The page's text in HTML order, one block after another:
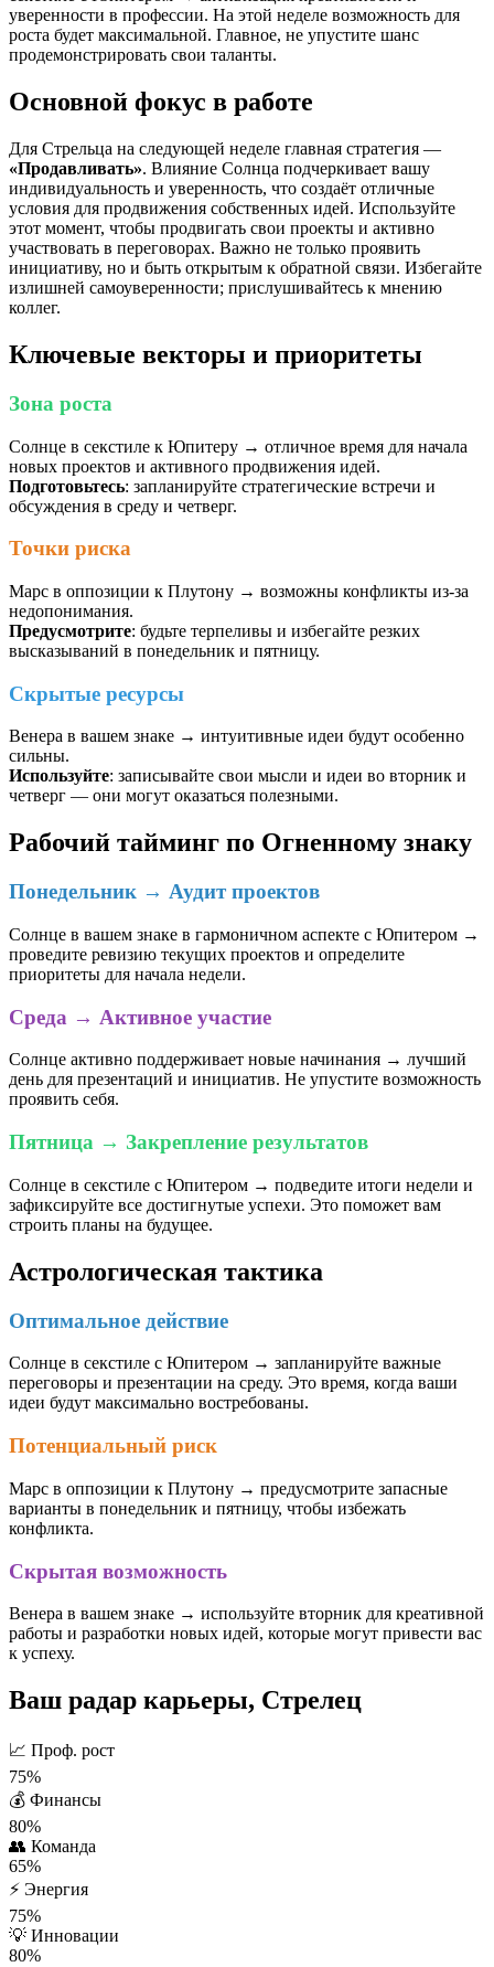
уверенности в профессии. На этой неделе возможность для
роста будет максимальной. Главное, не упустите шанс
продемонстрировать свои таланты.
Основной фокус в работе
Для Стрельца на следующей неделе главная стратегия —
«Продавливать». Влияние Солнца подчеркивает вашу
индивидуальность и уверенность, что создаёт отличные
условия для продвижения собственных идей. Используйте
этот момент, чтобы продвигать свои проекты и активно
участвовать в переговорах. Важно не только проявить
инициативу, но и быть открытым к обратной связи. Избегайте
излишней самоуверенности; прислушивайтесь к мнению
коллег.
Ключевые векторы и приоритеты
Зона роста
Солнце в секстиле к Юпитеру → отличное время для начала
новых проектов и активного продвижения идей.
Подготовьтесь: запланируйте стратегические встречи и
обсуждения в среду и четверг.
Точки риска
Марс в оппозиции к Плутону → возможны конфликты из-за
недопонимания.
Предусмотрите: будьте терпеливы и избегайте резких
высказываний в понедельник и пятницу.
Скрытые ресурсы
Венера в вашем знаке → интуитивные идеи будут особенно
сильны.
Используйте: записывайте свои мысли и идеи во вторник и
четверг — они могут оказаться полезными.
Рабочий тайминг по Огненному знаку
Понедельник → Аудит проектов
Солнце в вашем знаке в гармоничном аспекте с Юпитером →
проведите ревизию текущих проектов и определите
приоритеты для начала недели.
Среда → Активное участие
Солнце активно поддерживает новые начинания → лучший
день для презентаций и инициатив. Не упустите возможность
проявить себя.
Пятница → Закрепление результатов
Солнце в секстиле с Юпитером → подведите итоги недели и
зафиксируйте все достигнутые успехи. Это поможет вам
строить планы на будущее.
Астрологическая тактика
Оптимальное действие
Солнце в секстиле с Юпитером → запланируйте важные
переговоры и презентации на среду. Это время, когда ваши
идеи будут максимально востребованы.
Потенциальный риск
Марс в оппозиции к Плутону → предусмотрите запасные
варианты в понедельник и пятницу, чтобы избежать
конфликта.
Скрытая возможность
Венера в вашем знаке → используйте вторник для креативной
работы и разработки новых идей, которые могут привести вас
к успеху.
Ваш радар карьеры, Стрелец
📈 Проф. рост
75%
💰 Финансы
80%
👥 Команда
65%
⚡ Энергия
75%
💡 Инновации
80%